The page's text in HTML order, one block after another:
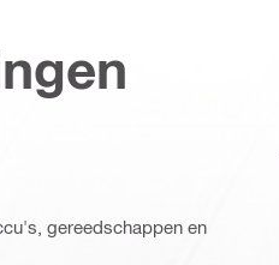
gereedschappen en